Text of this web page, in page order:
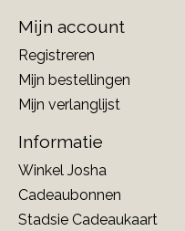
Mijn account
Registreren
Mijn bestellingen
Mijn verlanglijst
Informatie
Winkel Josha
Cadeaubonnen
Stadsie Cadeaukaart